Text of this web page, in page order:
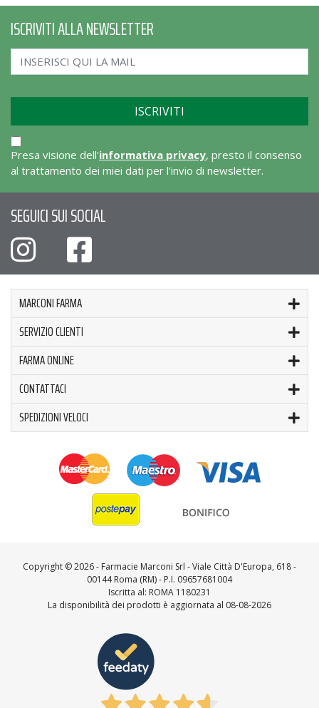
ISCRIVITI ALLA NEWSLETTER
Presa visione dell'informativa privacy, presto il consenso
al trattamento dei miei dati per l'invio di newsletter.
SEGUICI SUI SOCIAL
MARCONI FARMA
SERVIZIO CLIENTI
FARMA ONLINE
CONTATTACI
SPEDIZIONI VELOCI
Copyright ©2026 - Farmacie Marconi Srl - Viale Città D'Europa, 618 -
00144 Roma (RM) - P.I. 09657681004
Iscritta al: ROMA 1180231
La disponibilità dei prodotti è aggiornata al 08-08-2026